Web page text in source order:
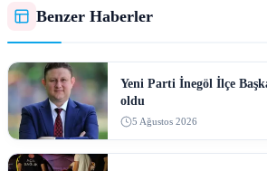
Benzer Haberler
Yeni Parti İnegöl İlçe
oldu
5 Ağustos 2026